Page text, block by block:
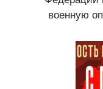
военную